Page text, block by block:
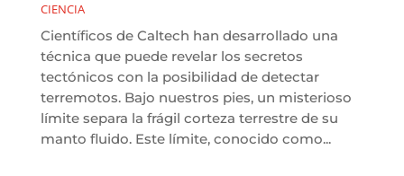
CIENCIA
Científicos de Caltech han desarrollado una
técnica que puede revelar los secretos
tectónicos con la posibilidad de detectar
terremotos. Bajo nuestros pies, un misterioso
límite separa la frágil corteza terrestre de su
manto fluido. Este límite, conocido como...